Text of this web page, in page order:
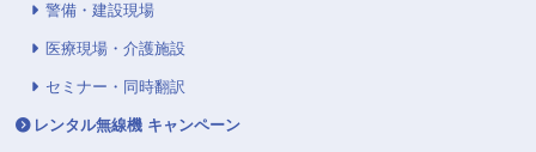
警備・建設現場
医療現場・介護施設
セミナー・同時翻訳
レンタル無線機 キャンペーン